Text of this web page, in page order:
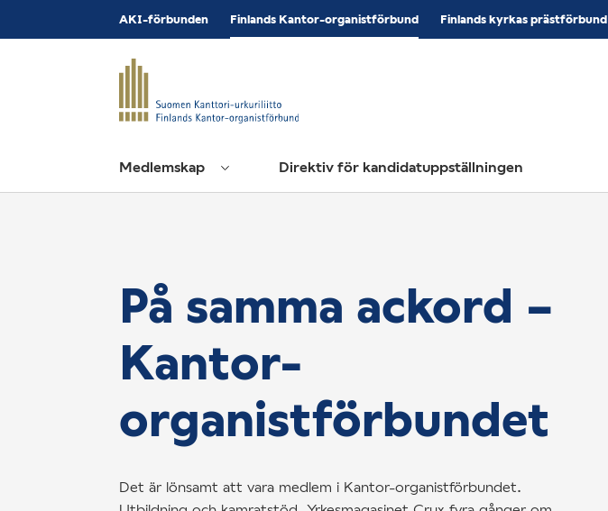
AKI-förbunden Finlands Kantor-organistförbund Finlands kyrkas prästförbund
Medlemskap Direktiv för kandidatuppställningen
På samma ackord –
Kantor-
organistförbundet
Det är lönsamt att vara medlem i Kantor-organistförbundet.